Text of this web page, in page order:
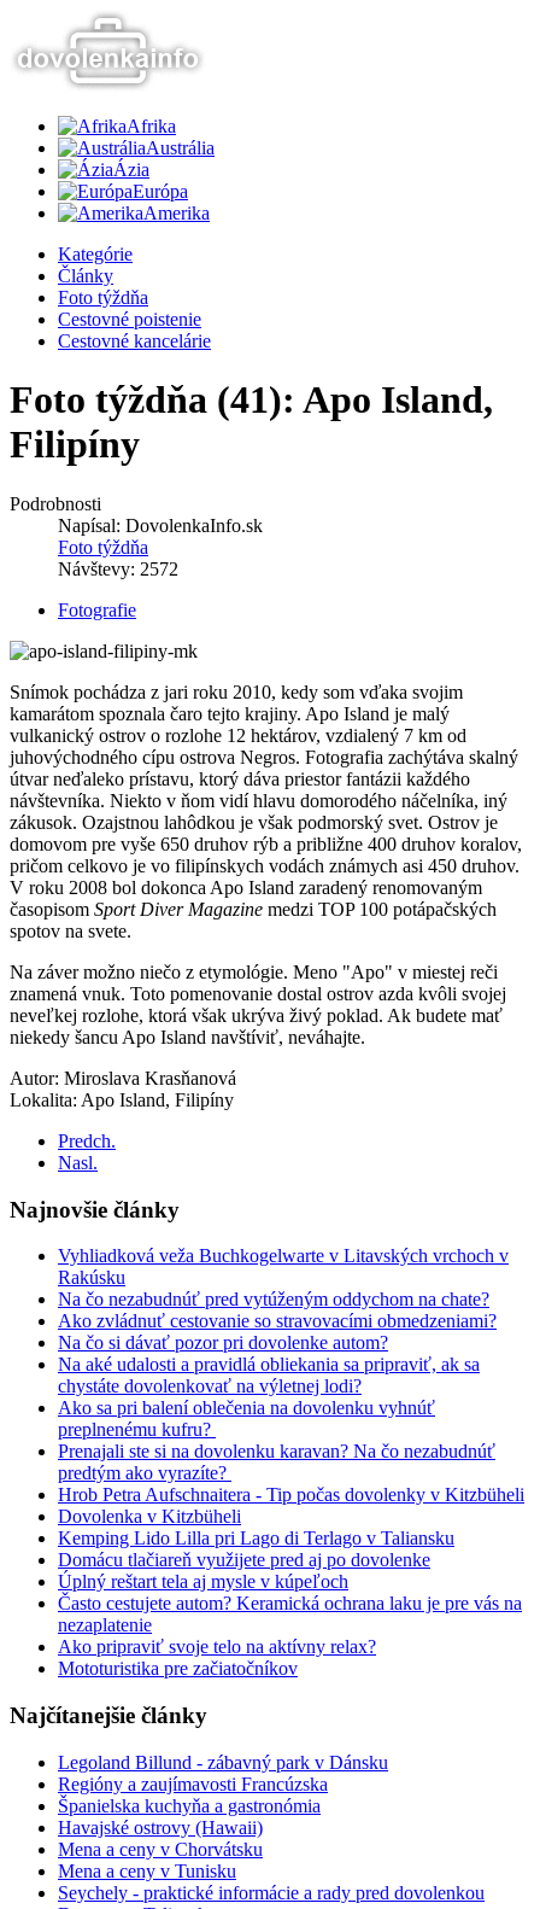
Afrika
Austrália
Ázia
Európa
Amerika
Kategórie
Články
Foto týždňa
Cestovné poistenie
Cestovné kancelárie
Foto týždňa (41): Apo Island,
Filipíny
Podrobnosti
Napísal: DovolenkaInfo.sk
Foto týždňa
Návštevy: 2572
Fotografie
Snímok pochádza z jari roku 2010, kedy som vďaka svojim
kamarátom spoznala čaro tejto krajiny. Apo Island je malý
vulkanický ostrov o rozlohe 12 hektárov, vzdialený 7 km od
juhovýchodného cípu ostrova Negros. Fotografia zachýtáva skalný
útvar neďaleko prístavu, ktorý dáva priestor fantázii každého
návštevníka. Niekto v ňom vidí hlavu domorodého náčelníka, iný
zákusok. Ozajstnou lahôdkou je však podmorský svet. Ostrov je
domovom pre vyše 650 druhov rýb a približne 400 druhov koralov,
pričom celkovo je vo filipínskych vodách známych asi 450 druhov.
V roku 2008 bol dokonca Apo Island zaradený renomovaným
časopisom Sport Diver Magazine medzi TOP 100 potápačských
spotov na svete.
Na záver možno niečo z etymológie. Meno "Apo" v miestej reči
znamená vnuk. Toto pomenovanie dostal ostrov azda kvôli svojej
neveľkej rozlohe, ktorá však ukrýva živý poklad. Ak budete mať
niekedy šancu Apo Island navštíviť, neváhajte.
Autor: Miroslava Krasňanová
Lokalita: Apo Island, Filipíny
Predch.
Nasl.
Najnovšie články
Vyhliadková veža Buchkogelwarte v Litavských vrchoch v
Rakúsku
Na čo nezabudnúť pred vytúženým oddychom na chate?
Ako zvládnuť cestovanie so stravovacími obmedzeniami?
Na čo si dávať pozor pri dovolenke autom?
Na aké udalosti a pravidlá obliekania sa pripraviť, ak sa
chystáte dovolenkovať na výletnej lodi?
Ako sa pri balení oblečenia na dovolenku vyhnúť
preplnenému kufru?
Prenajali ste si na dovolenku karavan? Na čo nezabudnúť
predtým ako vyrazíte?
Hrob Petra Aufschnaitera - Tip počas dovolenky v Kitzbüheli
Dovolenka v Kitzbüheli
Kemping Lido Lilla pri Lago di Terlago v Taliansku
Domácu tlačiareň využijete pred aj po dovolenke
Úplný reštart tela aj mysle v kúpeľoch
Často cestujete autom? Keramická ochrana laku je pre vás na
nezaplatenie
Ako pripraviť svoje telo na aktívny relax?
Mototuristika pre začiatočníkov
Najčítanejšie články
Legoland Billund - zábavný park v Dánsku
Regióny a zaujímavosti Francúzska
Španielska kuchyňa a gastronómia
Havajské ostrovy (Hawaii)
Mena a ceny v Chorvátsku
Mena a ceny v Tunisku
Seychely - praktické informácie a rady pred dovolenkou